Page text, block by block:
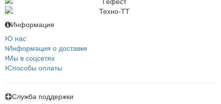
Информация
О нас
Информация о доставке
Мы в соцсетях
Способы оплаты
Служба поддержки